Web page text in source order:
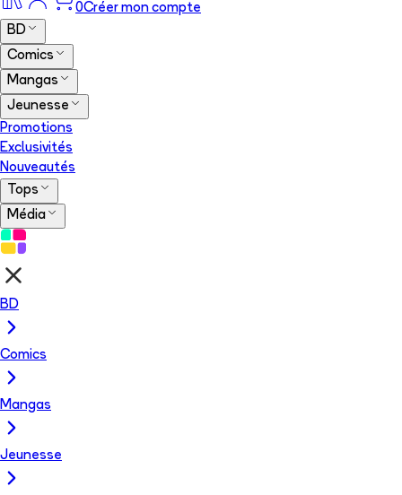
0Créer mon compte
BD
Comics
Mangas
Jeunesse
Promotions
Exclusivités
Nouveautés
Tops
Média
BD
Comics
Mangas
Jeunesse